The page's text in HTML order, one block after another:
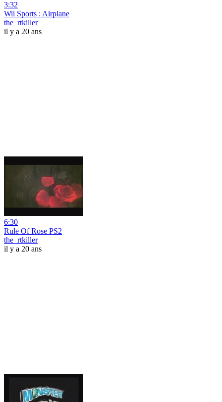
3:32
Wii Sports : Airplane
the_rtkiller
il y a 20 ans
6:30
Rule Of Rose PS2
the_rtkiller
il y a 20 ans